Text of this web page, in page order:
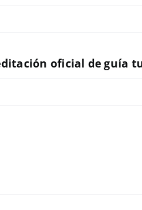
oficial de guía